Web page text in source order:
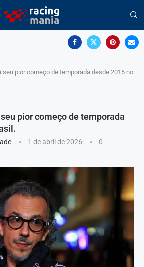
seu pior começo de temporada desde 2015 no
pior começo de temporada
1 de abril de 2026
0